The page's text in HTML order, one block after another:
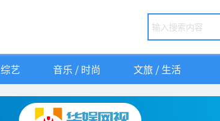
艺 音乐 / 时尚 文旅 / 生活